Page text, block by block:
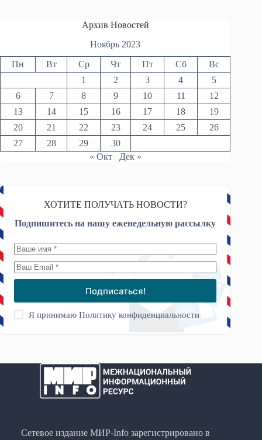
Архив Новостей
Ноябрь 2023
Пн Вт Ср Чт Пт Сб
Вс
1
2 3 4
5
6
7 8 9 10 11
12
13
14 15 16 17 18
19
20
21 22 23 24 25
26
27
28 29
30
« Окт
Дек »
ХОТИТЕ ПОЛУЧАТЬ НОВОСТИ?
Подпишитесь на нашу еженедельную рассылку
Подписаться!
Я принимаюПолитику конфиденциальности
Сетевое издание МИР-Info зарегистрировано в